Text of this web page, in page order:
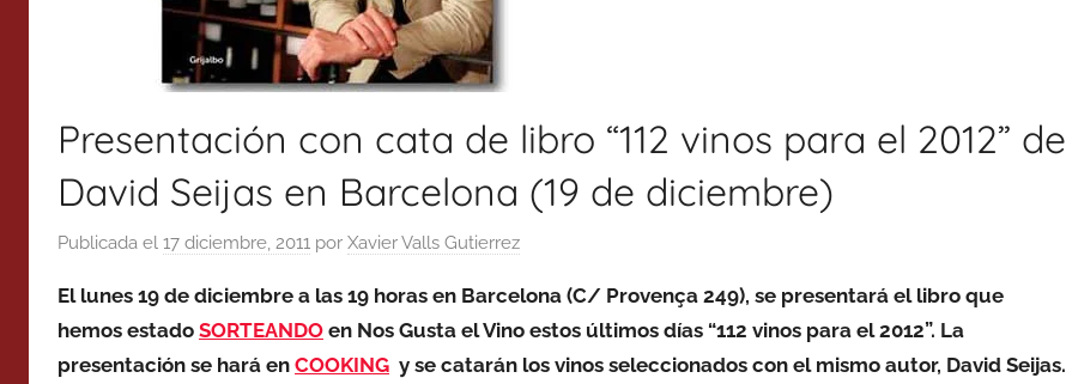
Presentación con cata de libro “112 vinos para el 2012” de
David Seijas en Barcelona (19 de diciembre)
Publicada el 17 diciembre, 2011 por Xavier Valls Gutierrez
El lunes 19 de diciembre a las 19 horas en Barcelona (C/ Provença 249), se presentará el libro que
hemos estado SORTEANDO en Nos Gusta el Vino estos últimos días “112 vinos para el 2012”. La
presentación se hará en COOKING y se catarán los vinos seleccionados con el mismo autor, David Seijas.